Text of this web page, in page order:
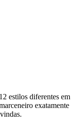
estilos diferentes em
exatamente